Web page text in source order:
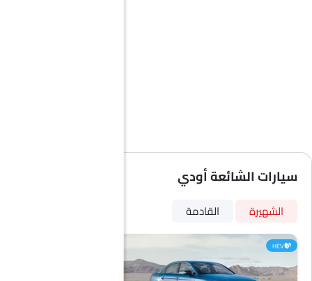
سيارات الشائعة أودي
الشهيرة القادمة
HEV